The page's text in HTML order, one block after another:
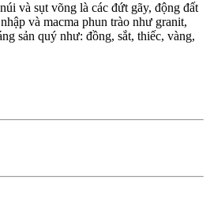
và sụt võng là các đứt gãy, động đất
và macma phun trào như granit,
sản quý như: đồng, sắt, thiếc, vàng,